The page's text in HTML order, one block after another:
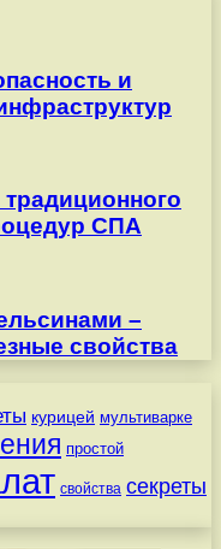
и
СПА
–
свойства
курицей мультиварке
простой
свойства секреты